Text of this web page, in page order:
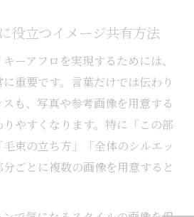
役立つイメージ共有方法
ーアフロを実現するためには、
重要です。言葉だけでは伝わり
も、写真や参考画像を用意する
やすくなります。特に「この部
束の立ち方」「全体のシルエッ
ごとに複数の画像を用意すると